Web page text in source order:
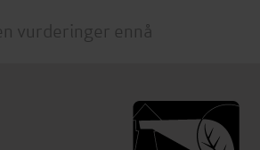
vurderinger ennå